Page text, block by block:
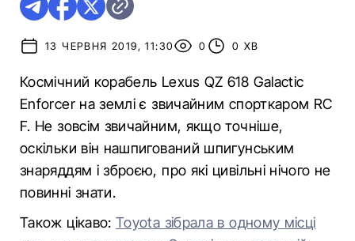
13 ЧЕРВНЯ 2019, 11:30 0 0 ХВ
Космічний корабель Lexus QZ 618 Galactic
Enforcer на землі є звичайним спорткаром RC
F. Не зовсім звичайним, якщо точніше,
оскільки він нашпигований шпигунським
знаряддям і зброєю, про які цивільні нічого не
повинні знати.
Також цікаво:Toyota зібрала в одному місці